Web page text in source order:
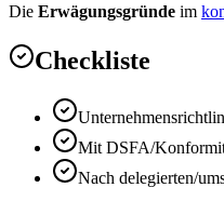
Die Erwägungsgründe im
Checkliste
Mit DSFA/
Nach delegierten/